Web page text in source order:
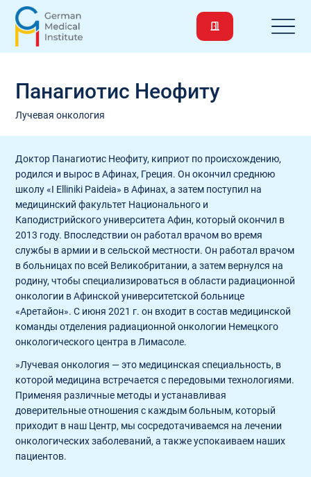
Панагиотис Неофиту
Лучевая онкология
Доктор Панагиотис Неофиту, киприот по происхождению,
родился и вырос в Афинах, Греция. Он окончил среднюю
школу «I Elliniki Paideia» в Афинах, а затем поступил на
медицинский факультет Национального и
Каподистрийского университета Афин, который окончил в
2013 году. Впоследствии он работал врачом во время
службы в армии и в сельской местности. Он работал врачом
в больницах по всей Великобритании, а затем вернулся на
родину, чтобы специализироваться в области радиационной
онкологии в Афинской университетской больнице
«Аретайон». С июня 2021 г. он входит в состав медицинской
команды отделения радиационной онкологии Немецкого
онкологического центра в Лимасоле.
»Лучевая онкология — это медицинская специальность, в
которой медицина встречается с передовыми технологиями.
Применяя различные методы и устанавливая
доверительные отношения с каждым больным, который
приходит в наш Центр, мы сосредотачиваемся на лечении
онкологических заболеваний, а также успокаиваем наших
пациентов.